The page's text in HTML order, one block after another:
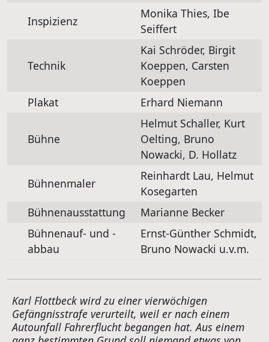
Inspizienz
Monika Thies, Ibe
Seiffert
Technik
Kai Schröder, Birgit
Koeppen, Carsten
Koeppen
Plakat
Erhard Niemann
Bühne
Helmut Schaller, Kurt
Oelting, Bruno
Nowacki, D. Hollatz
Bühnenmaler
Reinhardt Lau, Helmut
Kosegarten
Bühnenausstattung
Marianne Becker
Bühnenauf- und -
abbau
Ernst-Günther Schmidt,
Bruno Nowacki u.v.m.
Karl Flottbeck wird zu einer vierwöchigen
Gefängnisstrafe verurteilt, weil er nach einem
Autounfall Fahrerflucht begangen hat. Aus einem